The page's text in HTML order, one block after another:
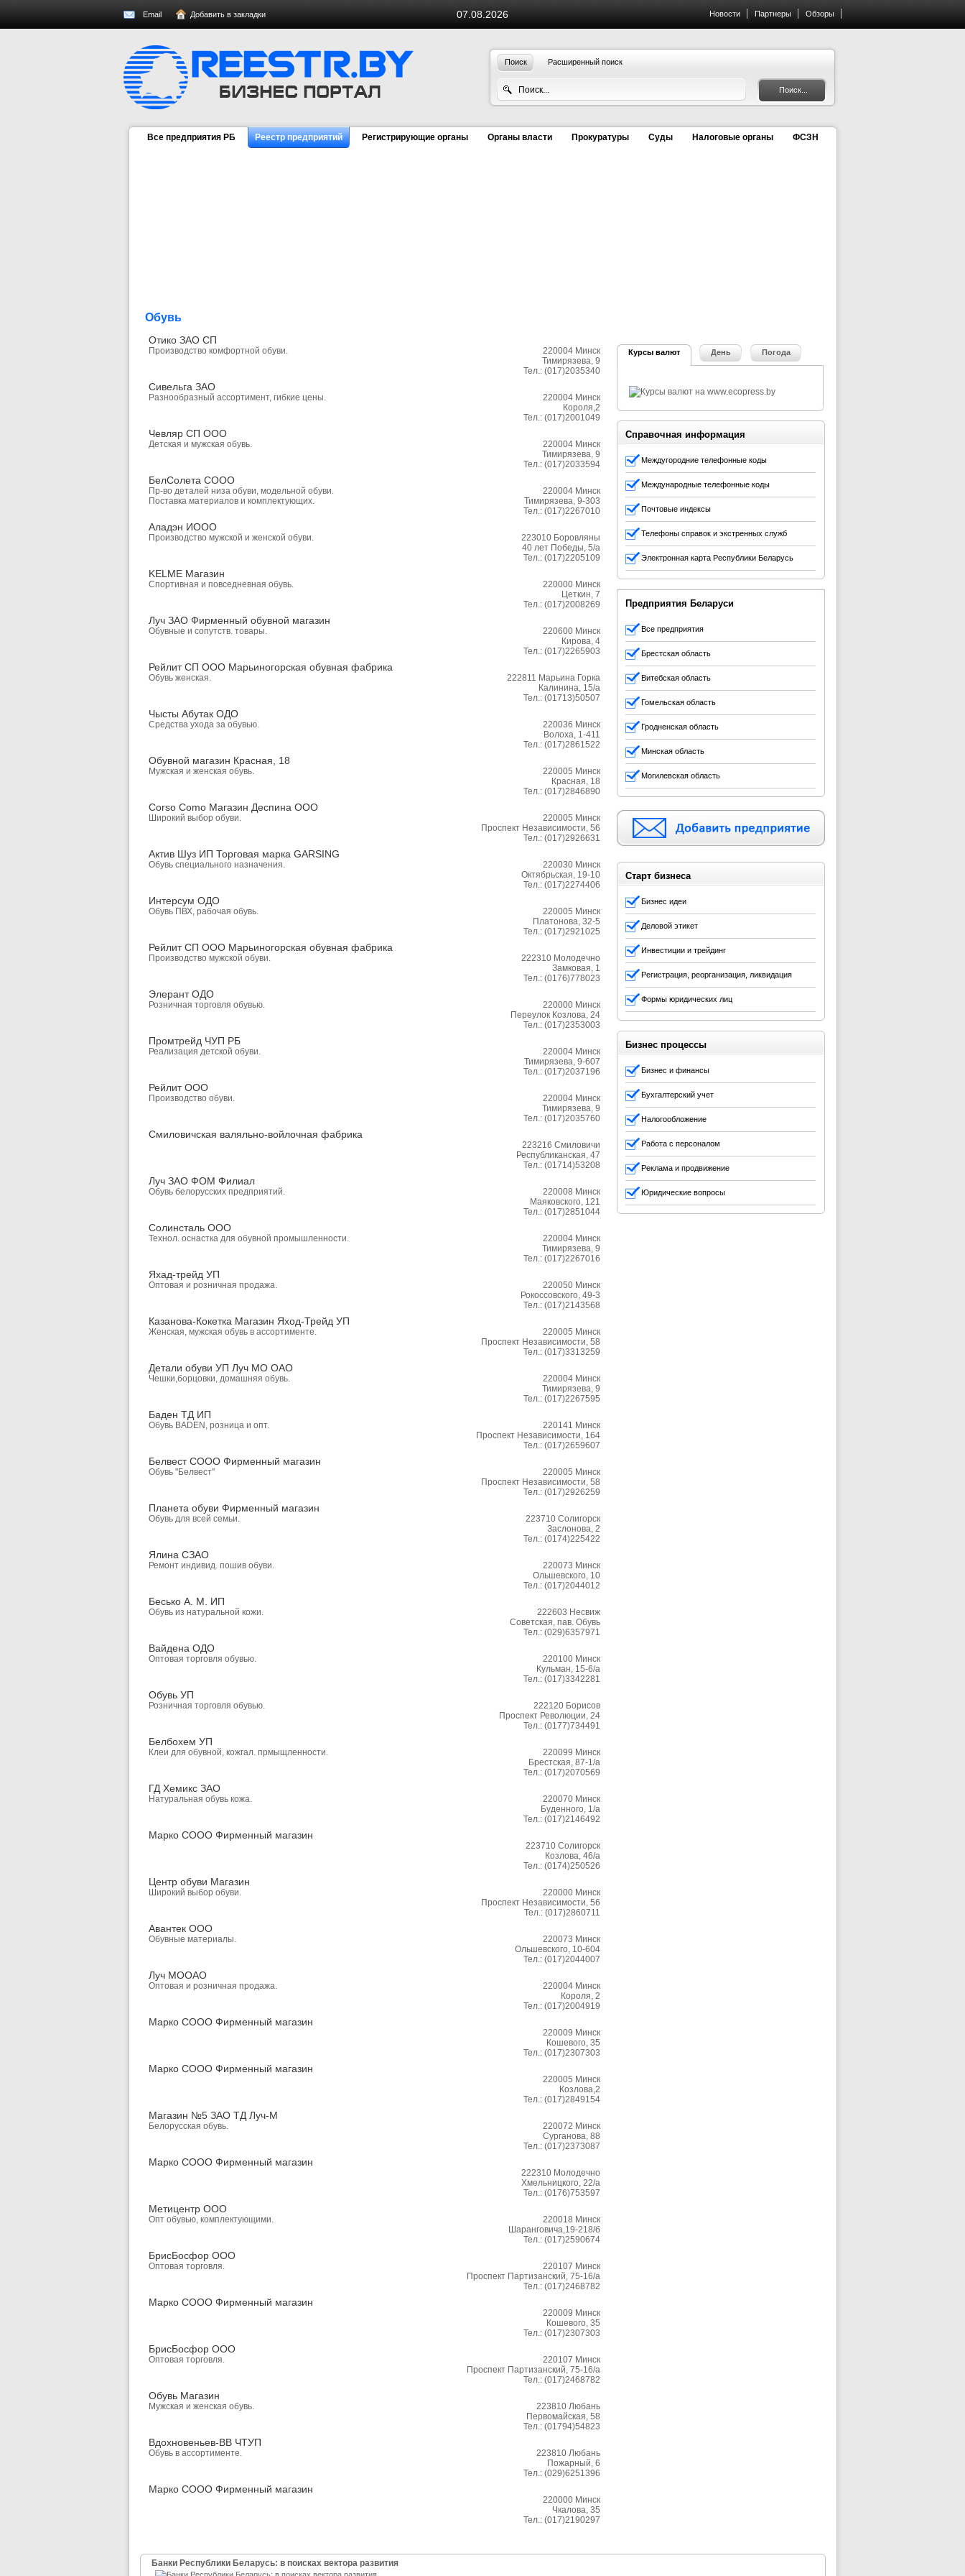
07.08.2026
Email Добавить в закладки Новости Партнеры Обзоры
Поиск Расширенный поиск
Все предприятия РБ Реестр предприятий Регистрирующие органы Органы власти Прокуратуры Суды Налоговые органы ФСЗН
Обувь
Отико ЗАО СП
Производство комфортной обуви. 220004 Минск
Тимирязева, 9
Тел.: (017)2035340
Сивельга ЗАО
Разнообразный ассортимент, гибкие цены. 220004 Минск
Короля,2
Тел.: (017)2001049
Чевляр СП ООО
Детская и мужская обувь. 220004 Минск
Тимирязева, 9
Тел.: (017)2033594
БелСолета СООО
Пр-во деталей низа обуви, модельной обуви.
Поставка материалов и комплектующих.
220004 Минск
Тимирязева, 9-303
Тел.: (017)2267010
Аладэн ИООО
Производство мужской и женской обуви. 223010 Боровляны
40 лет Победы, 5/а
Тел.: (017)2205109
KELME Магазин
Спортивная и повседневная обувь. 220000 Минск
Цеткин, 7
Тел.: (017)2008269
Луч ЗАО Фирменный обувной магазин
Обувные и сопутств. товары. 220600 Минск
Кирова, 4
Тел.: (017)2265903
Рейлит СП ООО Марьиногорская обувная фабрика
Обувь женская. 222811 Марьина Горка
Калинина, 15/а
Тел.: (01713)50507
Чысты Абутак ОДО
Средства ухода за обувью. 220036 Минск
Волоха, 1-411
Тел.: (017)2861522
Обувной магазин Красная, 18
Мужская и женская обувь. 220005 Минск
Красная, 18
Тел.: (017)2846890
Corso Como Магазин Деспина ООО
Широкий выбор обуви. 220005 Минск
Проспект Независимости, 56
Тел.: (017)2926631
Актив Шуз ИП Торговая марка GARSING
Обувь специального назначения. 220030 Минск
Октябрьская, 19-10
Тел.: (017)2274406
Интерсум ОДО
Обувь ПВХ, рабочая обувь. 220005 Минск
Платонова, 32-5
Тел.: (017)2921025
Рейлит СП ООО Марьиногорская обувная фабрика
Производство мужской обуви. 222310 Молодечно
Замковая, 1
Тел.: (0176)778023
Элерант ОДО
Розничная торговля обувью. 220000 Минск
Переулок Козлова, 24
Тел.: (017)2353003
Промтрейд ЧУП РБ
Реализация детской обуви. 220004 Минск
Тимирязева, 9-607
Тел.: (017)2037196
Рейлит ООО
Производство обуви. 220004 Минск
Тимирязева, 9
Тел.: (017)2035760
Смиловичская валяльно-войлочная фабрика
223216 Смиловичи
Республиканская, 47
Тел.: (01714)53208
Луч ЗАО ФОМ Филиал
Обувь белорусских предприятий. 220008 Минск
Маяковского, 121
Тел.: (017)2851044
Солинсталь ООО
Технол. оснастка для обувной промышленности. 220004 Минск
Тимирязева, 9
Тел.: (017)2267016
Яхад-трейд УП
Оптовая и розничная продажа. 220050 Минск
Рокоссовского, 49-3
Тел.: (017)2143568
Казанова-Кокетка Магазин Яход-Трейд УП
Женская, мужская обувь в ассортименте. 220005 Минск
Проспект Независимости, 58
Тел.: (017)3313259
Детали обуви УП Луч МО ОАО
Чешки,борцовки, домашняя обувь. 220004 Минск
Тимирязева, 9
Тел.: (017)2267595
Баден ТД ИП
Обувь BADEN, розница и опт. 220141 Минск
Проспект Независимости, 164
Тел.: (017)2659607
Белвест СООО Фирменный магазин
Обувь "Белвест" 220005 Минск
Проспект Независимости, 58
Тел.: (017)2926259
Планета обуви Фирменный магазин
Обувь для всей семьи. 223710 Солигорск
Заслонова, 2
Тел.: (0174)225422
Ялина СЗАО
Ремонт индивид. пошив обуви. 220073 Минск
Ольшевского, 10
Тел.: (017)2044012
Бесько А. М. ИП
Обувь из натуральной кожи. 222603 Несвиж
Советская, пав. Обувь
Тел.: (029)6357971
Вайдена ОДО
Оптовая торговля обувью. 220100 Минск
Кульман, 15-6/а
Тел.: (017)3342281
Обувь УП
Розничная торговля обувью. 222120 Борисов
Проспект Революции, 24
Тел.: (0177)734491
Белбохем УП
Клеи для обувной, кожгал. прмыщленности. 220099 Минск
Брестская, 87-1/а
Тел.: (017)2070569
ГД Хемикс ЗАО
Натуральная обувь кожа. 220070 Минск
Буденного, 1/а
Тел.: (017)2146492
Марко СООО Фирменный магазин
223710 Солигорск
Козлова, 46/а
Тел.: (0174)250526
Центр обуви Магазин
Широкий выбор обуви. 220000 Минск
Проспект Независимости, 56
Тел.: (017)2860711
Авантек ООО
Обувные материалы. 220073 Минск
Ольшевского, 10-604
Тел.: (017)2044007
Луч МООАО
Оптовая и розничная продажа. 220004 Минск
Короля, 2
Тел.: (017)2004919
Марко СООО Фирменный магазин
220009 Минск
Кошевого, 35
Тел.: (017)2307303
Марко СООО Фирменный магазин
220005 Минск
Козлова,2
Тел.: (017)2849154
Магазин №5 ЗАО ТД Луч-М
Белорусская обувь. 220072 Минск
Сурганова, 88
Тел.: (017)2373087
Марко СООО Фирменный магазин
222310 Молодечно
Хмельницкого, 22/а
Тел.: (0176)753597
Метицентр ООО
Опт обувью, комплектующими. 220018 Минск
Шаранговича,19-218/б
Тел.: (017)2590674
БрисБосфор ООО
Оптовая торговля. 220107 Минск
Проспект Партизанский, 75-16/а
Тел.: (017)2468782
Марко СООО Фирменный магазин
220009 Минск
Кошевого, 35
Тел.: (017)2307303
БрисБосфор ООО
Оптовая торговля. 220107 Минск
Проспект Партизанский, 75-16/а
Тел.: (017)2468782
Обувь Магазин
Мужская и женская обувь. 223810 Любань
Первомайская, 58
Тел.: (01794)54823
Вдохновеньев-ВВ ЧТУП
Обувь в ассортименте. 223810 Любань
Пожарный, 6
Тел.: (029)6251396
Марко СООО Фирменный магазин
220000 Минск
Чкалова, 35
Тел.: (017)2190297
Курсы валют День Погода
Справочная информация
Междугородние телефонные коды
Международные телефонные коды
Почтовые индексы
Телефоны справок и экстренных служб
Электронная карта Республики Беларусь
Предприятия Беларуси
Все предприятия
Брестская область
Витебская область
Гомельская область
Гродненская область
Минская область
Могилевская область
Старт бизнеса
Бизнес идеи
Деловой этикет
Инвестиции и трейдинг
Регистрация, реорганизация, ликвидация
Формы юридических лиц
Бизнес процессы
Бизнес и финансы
Бухгалтерский учет
Налогообложение
Работа с персоналом
Реклама и продвижение
Юридические вопросы
Банки Республики Беларусь: в поисках вектора развития